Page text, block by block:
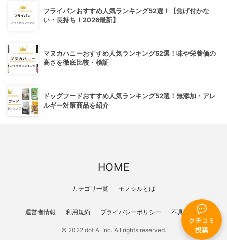
クチコミ
投稿
フライパンおすすめ人気ランキング52選！【焦げ付かな
い・長持ち！2026最新】
マヌカハニーおすすめ人気ランキング52選！味や栄養価の
高さを徹底比較・検証
ドッグフードおすすめ人気ランキング52選！無添加・アレ
ルギー対策商品を紹介
HOME
カテゴリ一覧 モノシルとは
運営者情報 利用規約 プライバシーポリシー 不具合報告
© 2022 dot A, Inc. All rights reserved.